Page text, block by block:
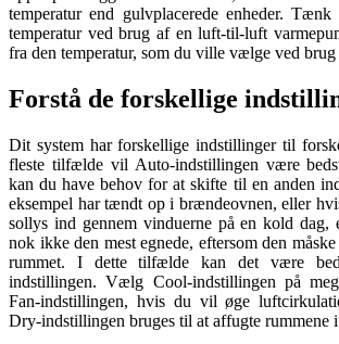
temperatur end gulvplacerede enheder.
temperatur ved brug af en luft-til-luft
fra den temperatur, som du ville vælge ved brug
Forstå de forskellige
Dit system har forskellige indstillinger til
fleste tilfælde vil Auto-indstillingen være
kan du have behov for at skifte til en anden
eksempel har tændt op i brændeovnen, eller
sollys ind gennem vinduerne på en kold dag,
nok ikke den mest egnede, eftersom den
rummet. I dette tilfælde kan det være
indstillingen. Vælg Cool-indstillingen på
Fan-indstillingen, hvis du vil øge
Dry-indstillingen bruges til at affugte rummene